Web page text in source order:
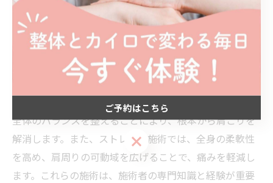
肩こり解消に効く整体施術の種類
肩こりの改善には、整体のさまざまな施術方法が効果を
発揮します。まず、指圧療法は、凝り固まった筋肉を直
接圧迫することで血行を促し、緊張を和らげます。次
に、カイロプラクティックは、骨格の歪みを調整し、体
全体のバランスを整えることにより、根本から肩こりを
解消します。また、ストレッチ施術では、全身の柔軟性
を高め、肩周りの可動域を広げることで、痛みを軽減し
ます。これらの施術は、施術者の専門知識と経験が重要
ご予約はこちら
ご予約はこちら